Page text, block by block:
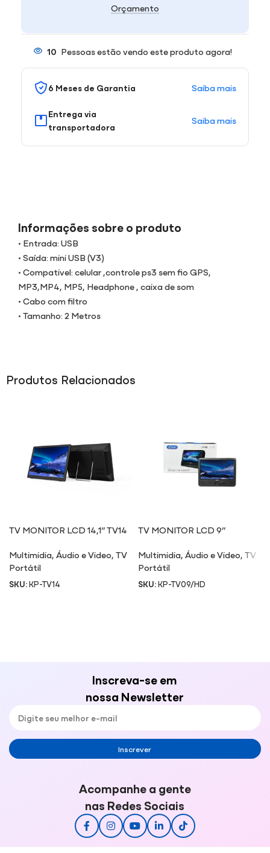
Orçamento
10 Pessoas estão vendo este produto agora!
6 Meses de Garantia Saiba mais
Entrega via
transportadora
Saiba mais
Informações sobre o produto
• Entrada: USB
• Saída: mini USB (V3)
• Compativel: celular ,controle ps3 sem fio GPS,
MP3,MP4, MP5, Headphone , caixa de som
• Cabo com filtro
• Tamanho: 2 Metros
Produtos Relacionados
TV MONITOR LCD 14,1” TV14
Multimidia,Áudio e Video,TV
Portátil
SKU:KP-TV14
TV MONITOR LCD 9”
Multimidia,Áudio e Video,TV
Portátil
SKU:KP-TV09/HD
Inscreva-se em
nossa Newsletter
Inscrever
Acompanhe a gente
nas Redes Sociais